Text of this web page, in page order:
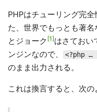
PHPはチューリング完
た、世界でもっとも著
とジョーク 1 はさておい
ンジンなので、
<?php …
のまま出力される。
これは換言すると、次の